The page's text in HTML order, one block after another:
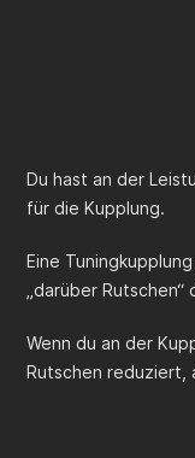
Du hast an der
für die Kupplung.
Eine
„darüber
Wenn du an der
Rutschen reduziert,